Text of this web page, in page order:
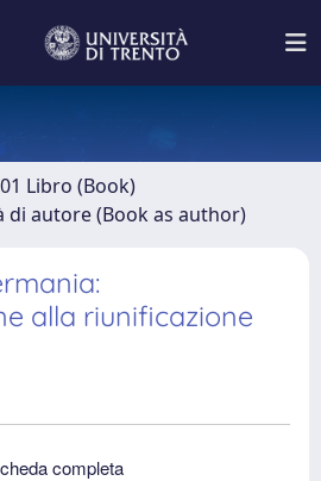
01 Libro (Book)
di autore (Book as author)
alla riunificazione
completa